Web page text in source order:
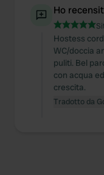
Ho
Hostess
WC/doccia
puliti. Bel
con acqua
crescita.
Tradotto da